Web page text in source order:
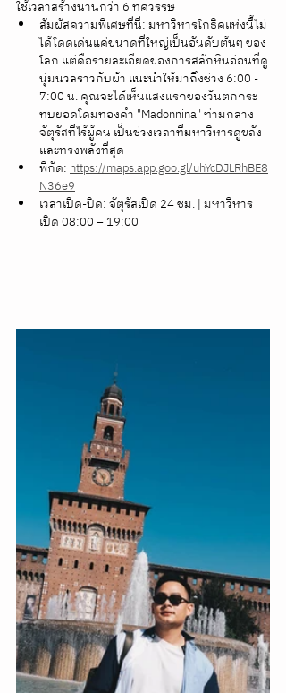
ใช้เวลาสร้างนานกว่า 6 ทศวรรษ
สัมผัสความพิเศษที่นี่: มหาวิหารโกธิคแห่งนี้ไม่
ได้โดดเด่นแค่ขนาดที่ใหญ่เป็นอันดับต้นๆ ของ
โลก แต่คือรายละเอียดของการสลักหินอ่อนที่ดู
นุ่มนวลราวกับผ้า แนะนำให้มาถึงช่วง 6:00 -
7:00 น. คุณจะได้เห็นแสงแรกของวันตกกระ
ทบยอดโดมทองคำ "Madonnina" ท่ามกลาง
จัตุรัสที่ไร้ผู้คน เป็นช่วงเวลาที่มหาวิหารดูขลัง
และทรงพลังที่สุด
พิกัด: https://maps.app.goo.gl/uhYcDJLRhBE8
N36e9
เวลาเปิด-ปิด: จัตุรัสเปิด 24 ชม. | มหาวิหาร
เปิด 08:00 – 19:00